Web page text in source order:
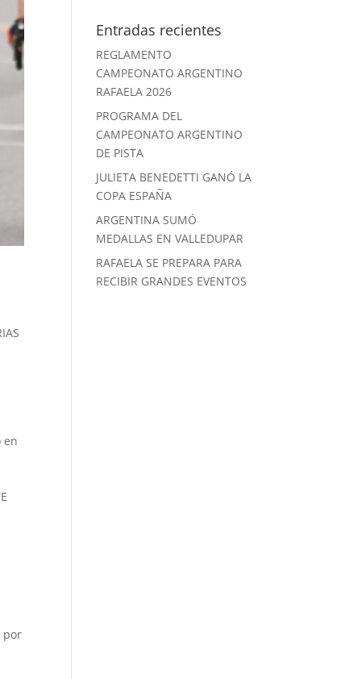
en
por
Entradas recientes
REGLAMENTO
CAMPEONATO ARGENTINO
RAFAELA 2026
PROGRAMA DEL
CAMPEONATO ARGENTINO
DE PISTA
JULIETA BENEDETTI GANÓ LA
COPA ESPAÑA
ARGENTINA SUMÓ
MEDALLAS EN VALLEDUPAR
RAFAELA SE PREPARA PARA
RECIBIR GRANDES EVENTOS